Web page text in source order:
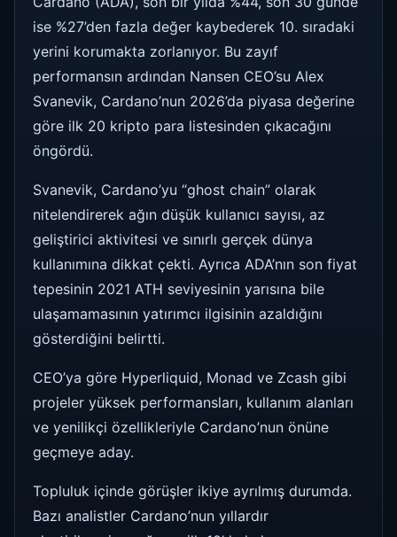
ise %27’den fazla değer kaybederek 10. sıradaki
yerini korumakta zorlanıyor. Bu zayıf
performansın ardından Nansen CEO’su Alex
Svanevik, Cardano’nun 2026’da piyasa değerine
göre ilk 20 kripto para listesinden çıkacağını
öngördü.
Svanevik, Cardano’yu “ghost chain” olarak
nitelendirerek ağın düşük kullanıcı sayısı, az
geliştirici aktivitesi ve sınırlı gerçek dünya
kullanımına dikkat çekti. Ayrıca ADA’nın son fiyat
tepesinin 2021 ATH seviyesinin yarısına bile
ulaşamamasının yatırımcı ilgisinin azaldığını
gösterdiğini belirtti.
CEO’ya göre Hyperliquid, Monad ve Zcash gibi
projeler yüksek performansları, kullanım alanları
ve yenilikçi özellikleriyle Cardano’nun önüne
geçmeye aday.
Topluluk içinde görüşler ikiye ayrılmış durumda.
Bazı analistler Cardano’nun yıllardır